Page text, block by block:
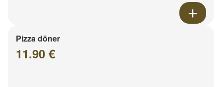
Pizza döner
11.90 €